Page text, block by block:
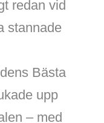
redan vid
stannade
Bästa
upp
– med